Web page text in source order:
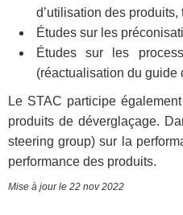
d’utilisation des
Études sur les
Études sur les
(réactualisation du guide
Le STAC participe
produits de déverglaçage.
steering group) sur la
performance des produits.
Mise à jour le 22 nov 2022